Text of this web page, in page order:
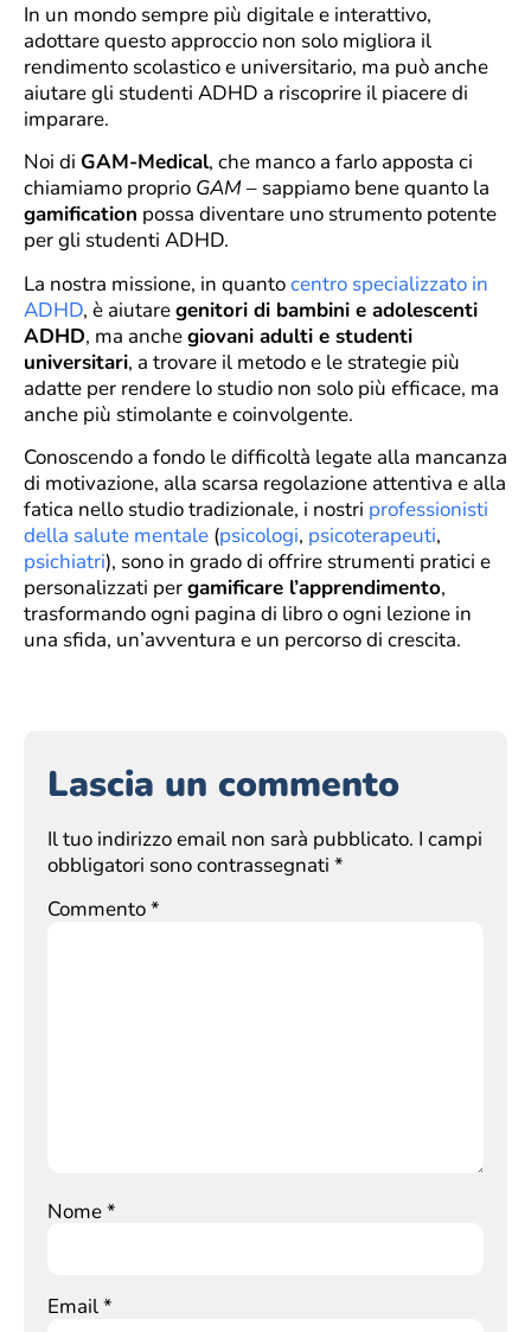
In un mondo sempre più digitale e interattivo,
adottare questo approccio non solo migliora il
rendimento scolastico e universitario, ma può anche
aiutare gli studenti ADHD a riscoprire il piacere di
imparare.
Noi di GAM-Medical, che manco a farlo apposta ci
chiamiamo proprio GAM– sappiamo bene quanto la
gamification possa diventare uno strumento potente
per gli studenti ADHD.
La nostra missione, in quantocentro specializzato in
ADHD, è aiutaregenitori di bambini e adolescenti
ADHD, ma anchegiovani adulti e studenti
universitari, a trovare il metodo e le strategie più
adatte per rendere lo studio non solo più efficace, ma
anche più stimolante e coinvolgente.
Conoscendo a fondo le difficoltà legate alla mancanza
di motivazione, alla scarsa regolazione attentiva e alla
fatica nello studio tradizionale, i nostri professionisti
della salute mentale (psicologi, psicoterapeuti,
psichiatri), sono in grado di offrire strumenti pratici e
personalizzati pergamificare l’apprendimento,
trasformando ogni pagina di libro o ogni lezione in
una sfida, un’avventura e un percorso di crescita.
Lascia un commento
Il tuo indirizzo email non sarà pubblicato. I campi
obbligatori sono contrassegnati *
Commento*
Nome*
Email*